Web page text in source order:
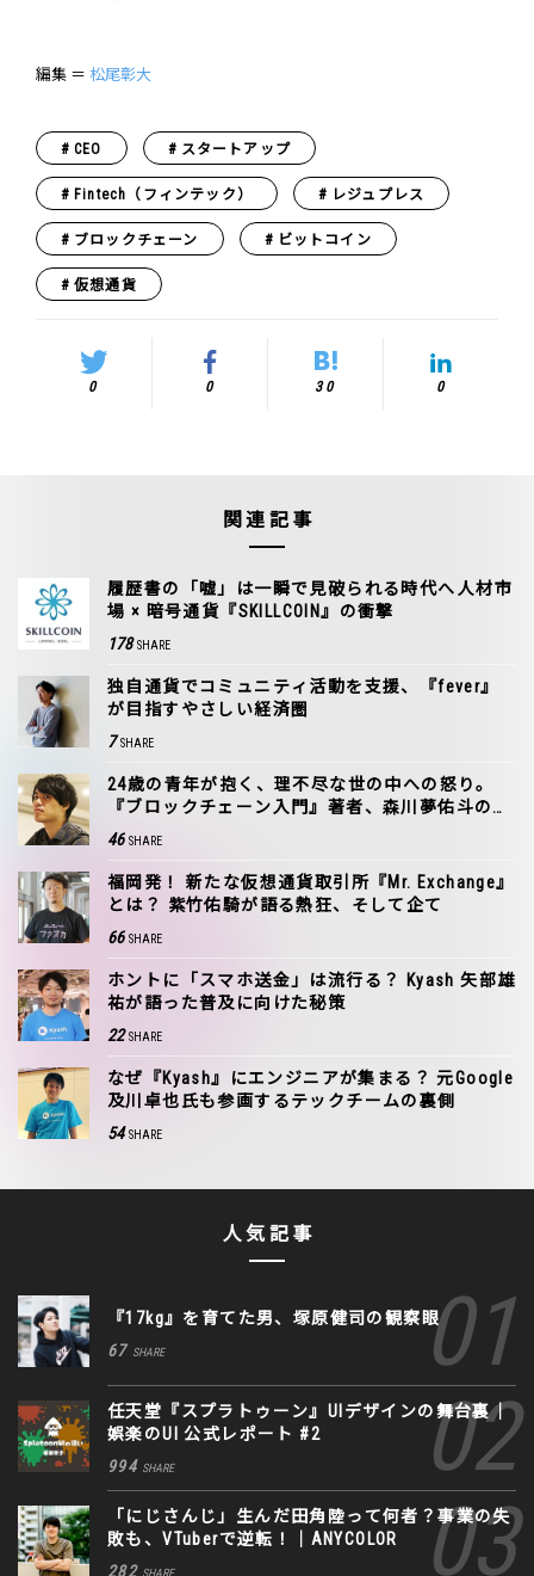
編集 ＝ 松尾彰大
CEO スタートアップ
Fintech（フィンテック） レジュプレス
ブロックチェーン ビットコイン
仮想通貨
0 0 30 0
関連記事
履歴書の「嘘」は一瞬で見破られる時代へ――人材市
場 × 暗号通貨『SKILLCOIN』の衝撃
178 SHARE
独自通貨でコミュニティ活動を支援、『fever』
が目指すやさしい経済圏
7 SHARE
24歳の青年が抱く、理不尽な世の中への怒り。
『ブロックチェーン入門』著者、森川夢佑斗の野
望
46 SHARE
福岡発！ 新たな仮想通貨取引所『Mr. Exchange』
とは？ 紫竹佑騎が語る熱狂、そして企て
66 SHARE
ホントに「スマホ送金」は流行る？ Kyash 矢部雄
祐が語った普及に向けた秘策
22 SHARE
なぜ『Kyash』にエンジニアが集まる？ 元Google
及川卓也氏も参画するテックチームの裏側
54 SHARE
人気記事
『17kg』を育てた男、塚原健司の観察眼
67 SHARE
任天堂『スプラトゥーン』UIデザインの舞台裏｜
娯楽のUI 公式レポート #2
994 SHARE
「にじさんじ」生んだ田角陸って何者？事業の失
敗も、VTuberで逆転！｜ANYCOLOR
282